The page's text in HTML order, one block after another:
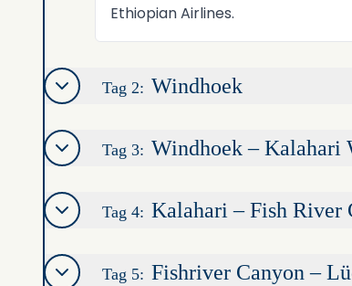
Ethiopian Airlines.
Tag 2: Windhoek
Tag 3: Windhoek – Kalahari
Tag 4: Kalahari – Fish River
Tag 5: Fishriver Canyon –